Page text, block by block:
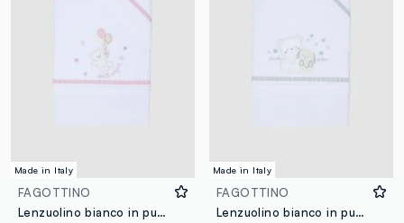
Made in Italy
FAGOTTINO
Lenzuolino bianco in puro cotone con ricamo orsetto per neonata
Made in Italy
FAGOTTINO
Lenzuolino bianco in puro cotone con ricamo orsetto e cagnolino